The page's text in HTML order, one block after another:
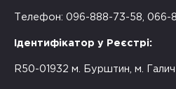
Телефон: 096-888-73-58, 066-
Ідентифікатор у Реєстрі:
R50-01932 м. Бурштин, м. Галич